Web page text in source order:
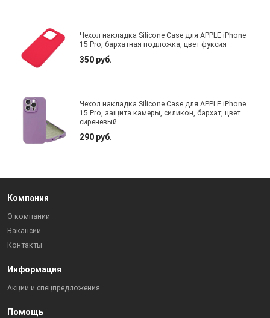
Чехол накладка Silicone Case для APPLE iPhone
15 Pro, бархатная подложка, цвет фуксия
350 руб.
Чехол накладка Silicone Case для APPLE iPhone
15 Pro, защита камеры, силикон, бархат, цвет
сиреневый
290 руб.
Компания
О компании
Вакансии
Контакты
Информация
Акции и спецпредложения
Помощь